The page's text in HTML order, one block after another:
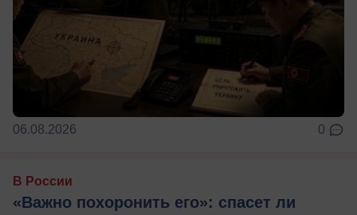
06.08.2026 0
В России
«Важно похоронить его»: спасет ли